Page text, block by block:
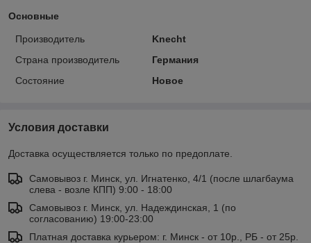
Основные
Производитель
Knecht
Страна производитель
Германия
Состояние
Новое
Условия доставки
Доставка осуществляется только по предоплате.
Самовывоз г. Минск, ул. Игнатенко, 4/1 (после шлагбаума
слева - возле КПП) 9:00 - 18:00
Самовывоз г. Минск, ул. Надеждинская, 1 (по
согласованию) 19:00-23:00
Платная доставка курьером: г. Минск - от 10р., РБ - от 25р.